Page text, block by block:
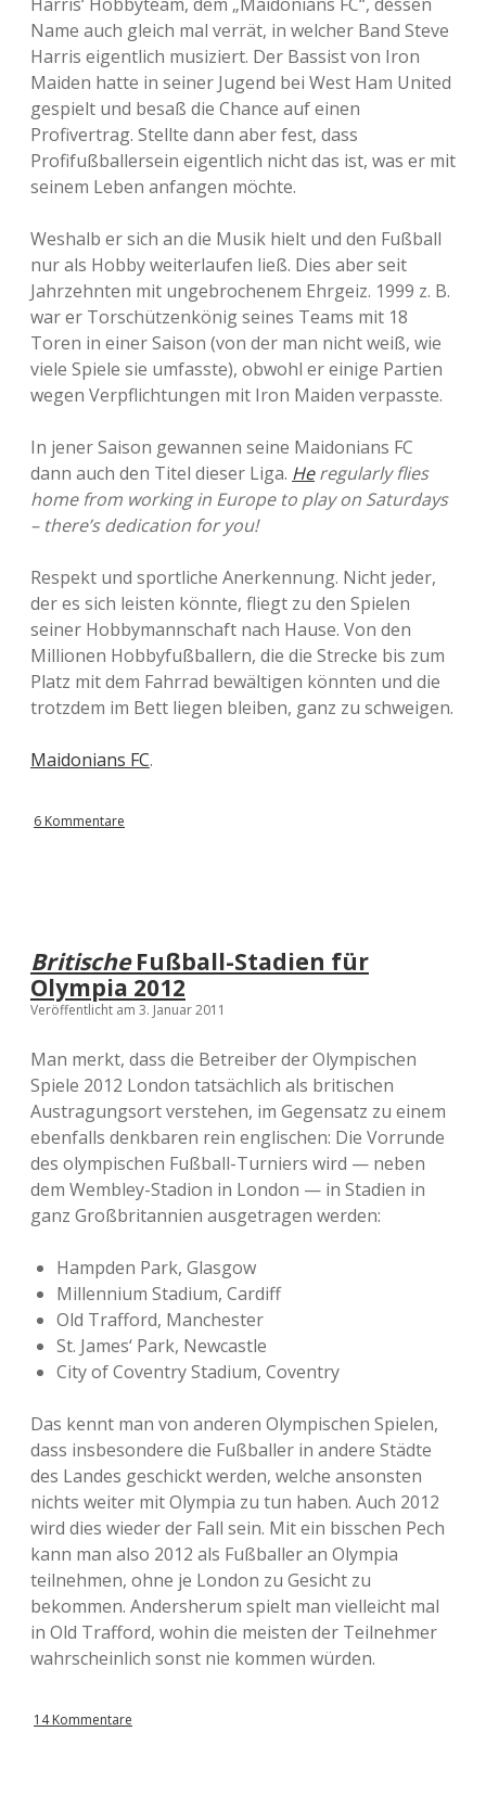
o
k
a
l
m
i
t
m
e
h
a
l
s
e
i
n
e
m
T
e
l
n
e
h
m
a
u
s
d
e
m
s
e
b
Name auch gleich mal verrät, in welcher Band Steve
Harris eigentlich musiziert. Der Bassist von Iron
Maiden hatte in seiner Jugend bei West Ham United
gespielt und besaß die Chance auf einen
Profivertrag. Stellte dann aber fest, dass
Profifußballersein eigentlich nicht das ist, was er mit
seinem Leben anfangen möchte.
Weshalb er sich an die Musik hielt und den Fußball
nur als Hobby weiterlaufen ließ. Dies aber seit
Jahrzehnten mit ungebrochenem Ehrgeiz. 1999 z. B.
war er Torschützenkönig seines Teams mit 18
Toren in einer Saison (von der man nicht weiß, wie
viele Spiele sie umfasste), obwohl er einige Partien
wegen Verpflichtungen mit Iron Maiden verpasste.
In jener Saison gewannen seine Maidonians FC
dann auch den Titel dieser Liga. Heregularly flies
home from working in Europe to play on Saturdays
– there’s dedication for you!
Respekt und sportliche Anerkennung. Nicht jeder,
der es sich leisten könnte, fliegt zu den Spielen
seiner Hobbymannschaft nach Hause. Von den
Millionen Hobbyfußballern, die die Strecke bis zum
Platz mit dem Fahrrad bewältigen könnten und die
trotzdem im Bett liegen bleiben, ganz zu schweigen.
Maidonians FC.
6 Kommentare
BritischeFußball-Stadien für
Olympia 2012
Veröffentlicht am 3. Januar 2011
Man merkt, dass die Betreiber der Olympischen
Spiele 2012 London tatsächlich als britischen
Austragungsort verstehen, im Gegensatz zu einem
ebenfalls denkbaren rein englischen: Die Vorrunde
des olympischen Fußball-Turniers wird — neben
dem Wembley-Stadion in London — in Stadien in
ganz Großbritannien ausgetragen werden:
Hampden Park, Glasgow
Millennium Stadium, Cardiff
Old Trafford, Manchester
St. James‘ Park, Newcastle
City of Coventry Stadium, Coventry
Das kennt man von anderen Olympischen Spielen,
dass insbesondere die Fußballer in andere Städte
des Landes geschickt werden, welche ansonsten
nichts weiter mit Olympia zu tun haben. Auch 2012
wird dies wieder der Fall sein. Mit ein bisschen Pech
kann man also 2012 als Fußballer an Olympia
teilnehmen, ohne je London zu Gesicht zu
bekommen. Andersherum spielt man vielleicht mal
in Old Trafford, wohin die meisten der Teilnehmer
wahrscheinlich sonst nie kommen würden.
14 Kommentare